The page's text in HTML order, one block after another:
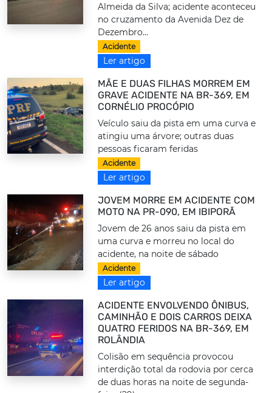
Almeida da Silva; acidente aconteceu
no cruzamento da Avenida Dez de
Dezembro...
Acidente
Ler artigo
MÃE E DUAS FILHAS MORREM EM
GRAVE ACIDENTE NA BR-369, EM
CORNÉLIO PROCÓPIO
Veículo saiu da pista em uma curva e
atingiu uma árvore; outras duas
pessoas ficaram feridas
Acidente
Ler artigo
JOVEM MORRE EM ACIDENTE COM
MOTO NA PR-090, EM IBIPORÃ
Jovem de 26 anos saiu da pista em
uma curva e morreu no local do
acidente, na noite de sábado
Acidente
Ler artigo
ACIDENTE ENVOLVENDO ÔNIBUS,
CAMINHÃO E DOIS CARROS DEIXA
QUATRO FERIDOS NA BR-369, EM
ROLÂNDIA
Colisão em sequência provocou
interdição total da rodovia por cerca
de duas horas na noite de segunda-